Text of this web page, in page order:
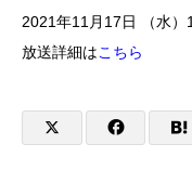
2021年11月17日 （水
放送詳細はこちら